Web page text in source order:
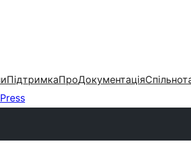
ПідтримкаПроДокументація